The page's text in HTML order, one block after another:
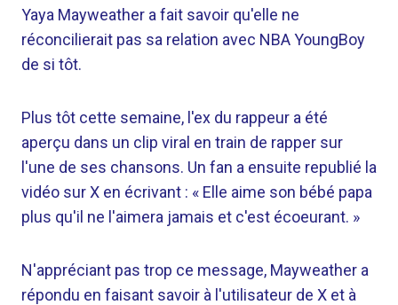
Yaya Mayweather a fait savoir qu'elle ne
réconcilierait pas sa relation avec NBA YoungBoy
de si tôt.
Plus tôt cette semaine, l'ex du rappeur a été
aperçu dans un clip viral en train de rapper sur
l'une de ses chansons. Un fan a ensuite republié la
vidéo sur X en écrivant : « Elle aime son bébé papa
plus qu'il ne l'aimera jamais et c'est écoeurant. »
N'appréciant pas trop ce message, Mayweather a
répondu en faisant savoir à l'utilisateur de X et à